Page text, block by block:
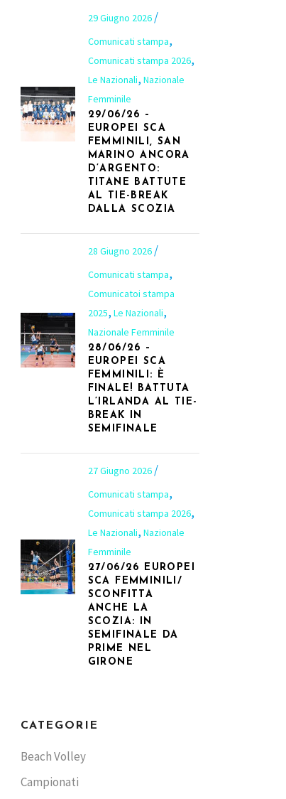
29 Giugno 2026
Comunicati stampa,
Comunicati stampa 2026,
Le Nazionali, Nazionale
Femminile
29/06/26 –
EUROPEI SCA
FEMMINILI, SAN
MARINO ANCORA
D’ARGENTO:
TITANE BATTUTE
AL TIE-BREAK
DALLA SCOZIA
28 Giugno 2026
Comunicati stampa,
Comunicatoi stampa
2025, Le Nazionali,
Nazionale Femminile
28/06/26 –
EUROPEI SCA
FEMMINILI: È
FINALE! BATTUTA
L’IRLANDA AL TIE-
BREAK IN
SEMIFINALE
27 Giugno 2026
Comunicati stampa,
Comunicati stampa 2026,
Le Nazionali, Nazionale
Femminile
27/06/26 EUROPEI
SCA FEMMINILI/
SCONFITTA
ANCHE LA
SCOZIA: IN
SEMIFINALE DA
PRIME NEL
GIRONE
CATEGORIE
Beach Volley
Campionati